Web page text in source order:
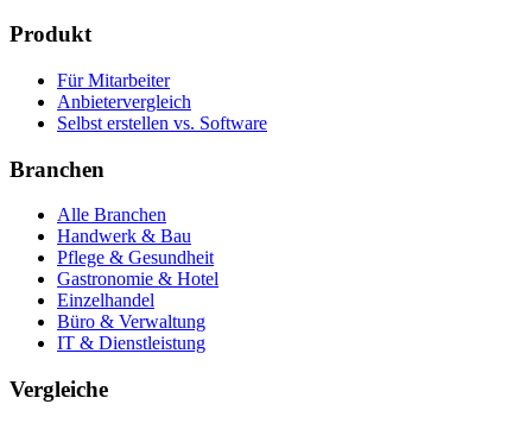
Produkt
Für Mitarbeiter
Anbietervergleich
Selbst erstellen vs. Software
Branchen
Alle Branchen
Handwerk & Bau
Pflege & Gesundheit
Gastronomie & Hotel
Einzelhandel
Büro & Verwaltung
IT & Dienstleistung
Vergleiche